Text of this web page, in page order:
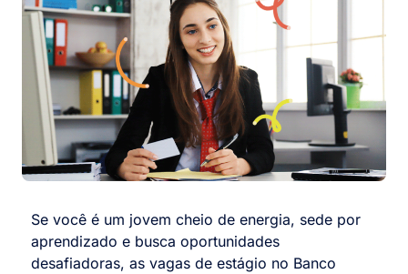
Se você é um jovem cheio de energia, sede por
aprendizado e busca oportunidades
desafiadoras, as vagas de estágio no Banco